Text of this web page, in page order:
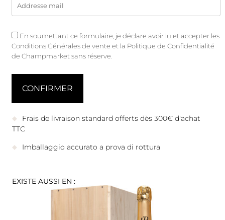
En soumettant ce formulaire, je déclare avoir lu et accepter les
Conditions Générales de vente et la Politique de Confidentialité
de Champmarket sans réserve.
Frais de livraison standard offerts dès 300€ d'achat
TTC
Imballaggio accurato a prova di rottura
EXISTE AUSSI EN :